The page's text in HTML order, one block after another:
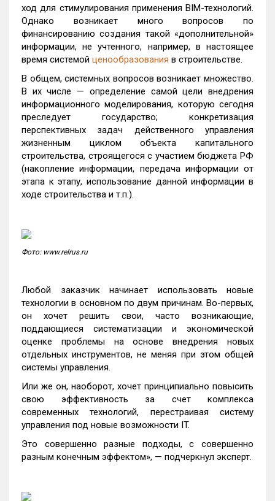
ход для стимулирования применения BIM-технологий.
Однако возникает много вопросов по
финансированию создания такой «дополнительной»
информации, не учтенного, например, в настоящее
время системой ценообразования в строительстве.
В общем, системных вопросов возникает множество.
В их числе — определение самой цели внедрения
информационного моделирования, которую сегодня
преследует государство; конкретизация
перспективных задач действенного управления
жизненным циклом объекта капитального
строительства, строящегося с участием бюджета РФ
(накопление информации, передача информации от
этапа к этапу, использование данной информации в
ходе строительства и т.п.).
Фото: www.relrus.ru
Любой заказчик начинает использовать новые
технологии в основном по двум причинам. Во-первых,
он хочет решить свои, часто возникающие,
поддающиеся систематизации и экономической
оценке проблемы на основе внедрения новых
отдельных инструментов, не меняя при этом общей
системы управления.
Или же он, наоборот, хочет принципиально повысить
свою эффективность за счет комплекса
современных технологий, перестраивая систему
управления под новые возможности IT.
Это совершенно разные подходы, с совершенно
разным конечным эффектом», — подчеркнул эксперт.